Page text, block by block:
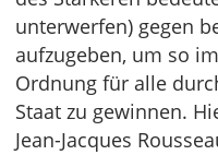
unterwerfen) gegen
aufzugeben, um so
Ordnung für alle
Staat zu gewinnen.
Jean-Jacques